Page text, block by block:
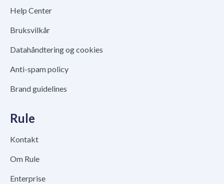
Help Center
Bruksvilkår
Datahåndtering og cookies
Anti-spam policy
Brand guidelines
Rule
Kontakt
Om Rule
Enterprise